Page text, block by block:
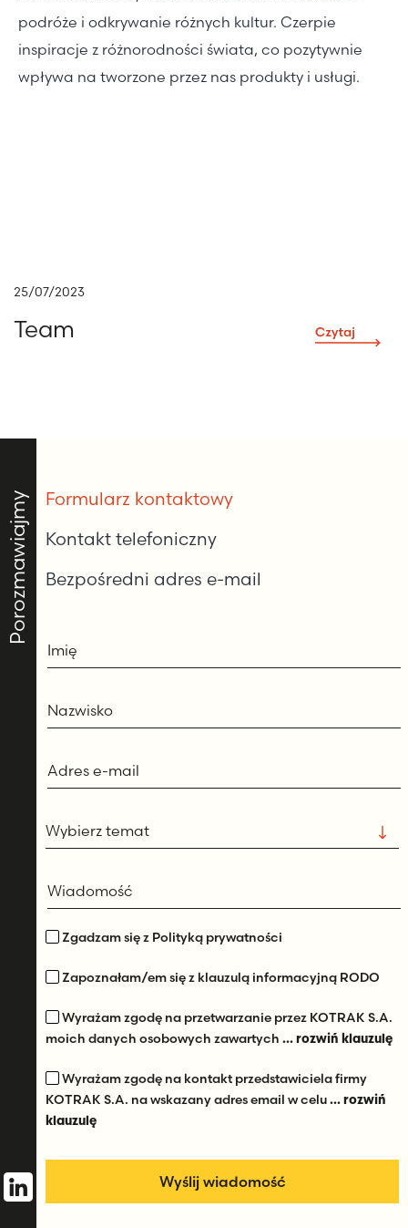
podróże i odkrywanie różnych kultur. Czerpie
inspiracje z różnorodności świata, co pozytywnie
wpływa na tworzone przez nas produkty i usługi.
25/07/2023
Team
Porozmawiajmy
Formularz kontaktowy
Kontakt telefoniczny
Bezpośredni adres e-mail
Zgadzam się z Polityką prywatności
Zapoznałam/em się z klauzulą informacyjną RODO
Wyrażam zgodę na przetwarzanie przez KOTRAK S.A.
moich danych osobowych zawartych ... rozwiń klauzulę
Wyrażam zgodę na kontakt przedstawiciela firmy
KOTRAK S.A. na wskazany adres email w celu... rozwiń
klauzulę